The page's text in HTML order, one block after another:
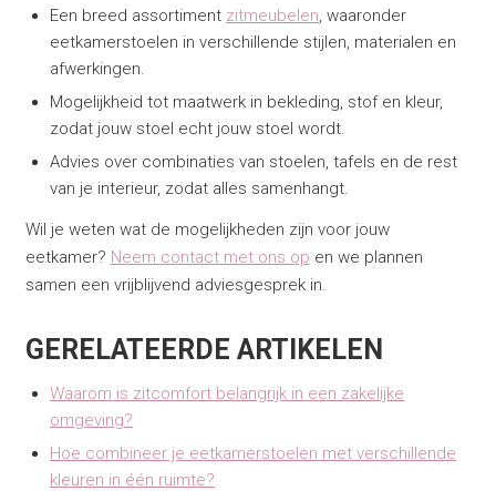
Een breed assortiment zitmeubelen, waaronder
eetkamerstoelen in verschillende stijlen, materialen en
afwerkingen.
Mogelijkheid tot maatwerk in bekleding, stof en kleur,
zodat jouw stoel echt jouw stoel wordt.
Advies over combinaties van stoelen, tafels en de rest
van je interieur, zodat alles samenhangt.
Wil je weten wat de mogelijkheden zijn voor jouw
eetkamer? Neem contact met ons op en we plannen
samen een vrijblijvend adviesgesprek in.
GERELATEERDE ARTIKELEN
Waarom is zitcomfort belangrijk in een zakelijke
omgeving?
Hoe combineer je eetkamerstoelen met verschillende
kleuren in één ruimte?